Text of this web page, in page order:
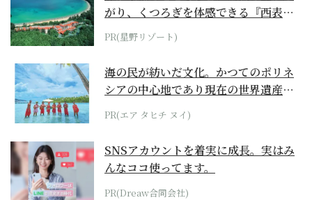
がり、くつろぎを体感できる『西表島
ホテル by...
PR(星野リゾート)
海の民が紡いだ文化。かつてのポリネ
シアの中心地であり現在の世界遺産か
らみえてくる...
PR(エア タヒチ ヌイ)
SNSアカウントを着実に成長。実はみ
んなココ使ってます。
PR(Dreaw合同会社)